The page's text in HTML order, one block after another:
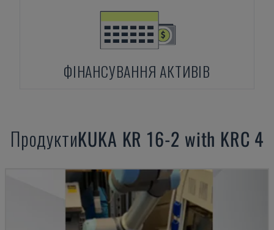
ФІНАНСУВАННЯ АКТИВІВ
ПродуктиKUKA KR 16-2 with KRC 4